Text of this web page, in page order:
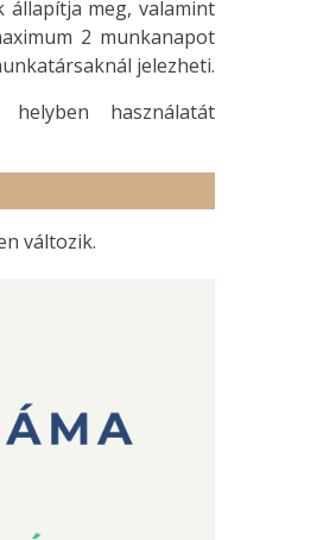
állapítja meg, valamint
2 munkanapot
jelezheti.
helyben használatát
változik.